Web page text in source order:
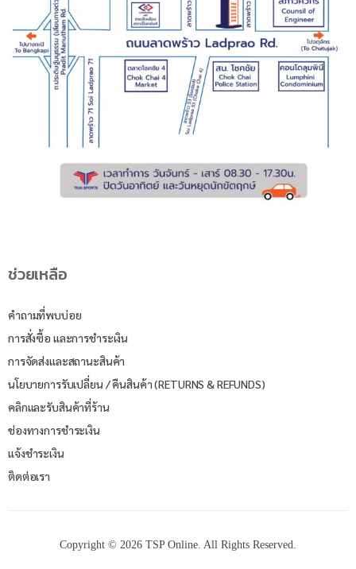
ช่วยเหลือ
คำถามที่พบบ่อย
การสั่งซื้อ และการชำระเงิน
การจัดส่งและสถานะสินค้า
นโยบายการรับเปลี่ยน / คืนสินค้า (RETURNS & REFUNDS)
คลิกและรับสินค้าที่ร้าน
ช่องทางการชำระเงิน
แจ้งชำระเงิน
ติดต่อเรา
Copyright © 2026 TSP Online. All Rights Reserved.